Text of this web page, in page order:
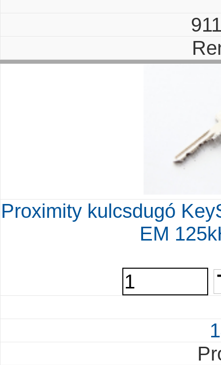
Proximity kulcsdugó
EM